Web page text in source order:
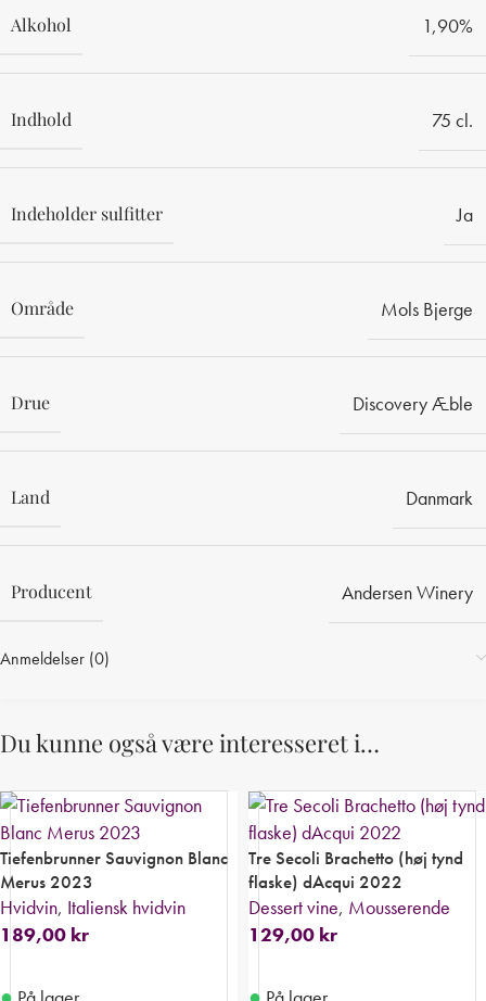
Alkohol 1,90%
Indhold 75 cl.
Indeholder sulfitter Ja
Område Mols Bjerge
Drue Discovery Æble
Land Danmark
Producent Andersen Winery
Anmeldelser (0)
Du kunne også være interesseret i…
Tiefenbrunner Sauvignon Blanc
Merus 2023
Hvidvin, Italiensk hvidvin
189,00 kr
Tre Secoli Brachetto (høj tynd
flaske) dAcqui 2022
Dessert vine, Mousserende
129,00 kr